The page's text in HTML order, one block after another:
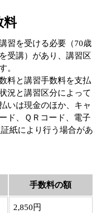
料
習を受ける必要（70歳
受講）があり、講習区
。
料と講習手数料を支払
況と講習区分によって
いは現金のほか、キャ
ド、ＱＲコード、電子
紙により行う場合があ
手数料の額
2,850円